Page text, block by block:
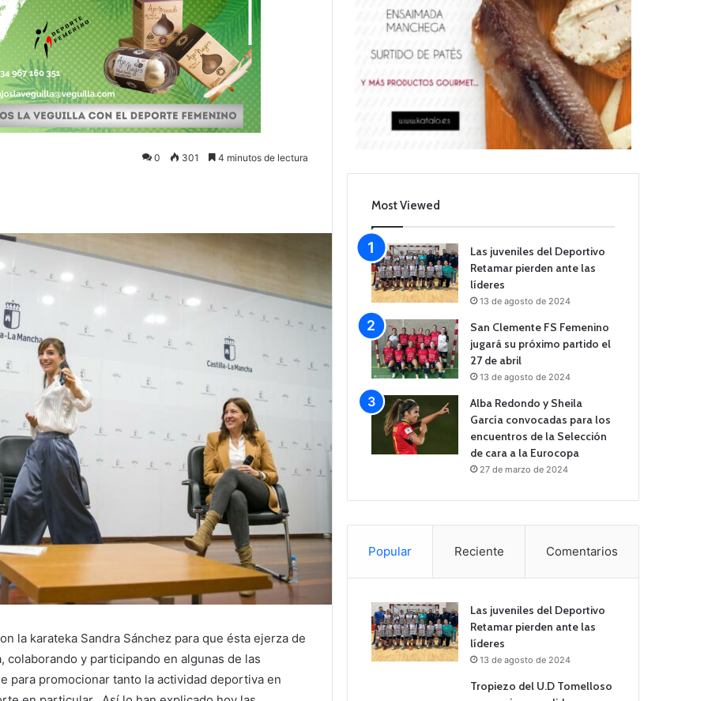
0 301 4 minutos de lectura
la karateka Sandra Sánchez para que ésta ejerza de
y participando en algunas de las
para promocionar tanto la actividad deportiva en
Most Viewed
Las juveniles del Deportivo
Retamar pierden ante las
líderes
13 de agosto de 2024
San Clemente FS Femenino
jugará su próximo partido el
27 de abril
13 de agosto de 2024
Alba Redondo y Sheila
García convocadas para los
encuentros de la Selección
de cara a la Eurocopa
27 de marzo de 2024
Popular Reciente Comentarios
Las juveniles del Deportivo
Retamar pierden ante las
líderes
13 de agosto de 2024
Tropiezo del U.D Tomelloso